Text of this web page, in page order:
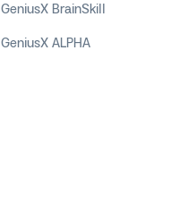
GeniusX BrainSkill
GeniusX ALPHA